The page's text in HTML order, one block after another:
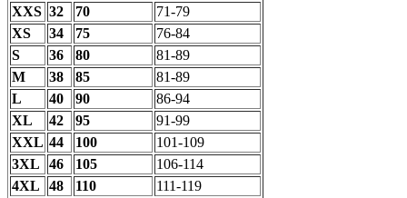
XXS 32 70
71-79
XS
34 75
76-84
S
36 80
81-89
M
38 85
81-89
L
40 90
86-94
XL
42 95
91-99
XXL 44 100
101-109
3XL
46 105
106-114
4XL
48 110
111-119